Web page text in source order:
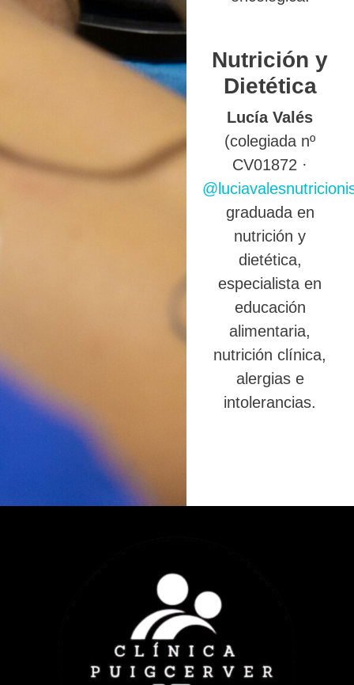
Nutrición y
Dietética
Lucía Valés
(colegiada nº
CV01872 ·
graduada en
nutrición y
dietética,
especialista en
educación
alimentaria,
nutrición clínica,
alergias e
intolerancias.